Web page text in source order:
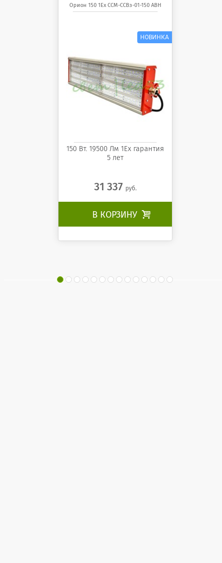
светодиодный
Орион 150 1Ex ССМ-ССВз-01-150 АВН
150 Вт. 19500 Лм 1Ех гарантия
5 лет
31 337 руб.
В КОРЗИНУ 